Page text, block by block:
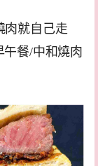
肉就自己走
餐/中和燒肉